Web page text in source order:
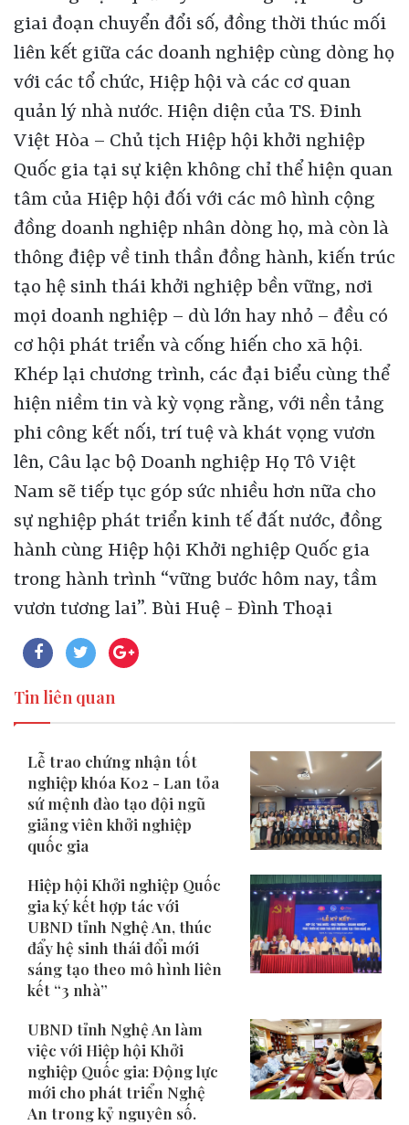
Tin liên quan
Lễ trao chứng nhận tốt
nghiệp khóa K02 - Lan tỏa
sứ mệnh đào tạo đội ngũ
giảng viên khởi nghiệp
quốc gia
​Hiệp hội Khởi nghiệp Quốc
gia ký kết hợp tác với
UBND tỉnh Nghệ An, thúc
đẩy hệ sinh thái đổi mới
sáng tạo theo mô hình liên
kết “3 nhà”
UBND tỉnh Nghệ An làm
việc với Hiệp hội Khởi
nghiệp Quốc gia: Động lực
mới cho phát triển Nghệ
An trong kỷ nguyên số.